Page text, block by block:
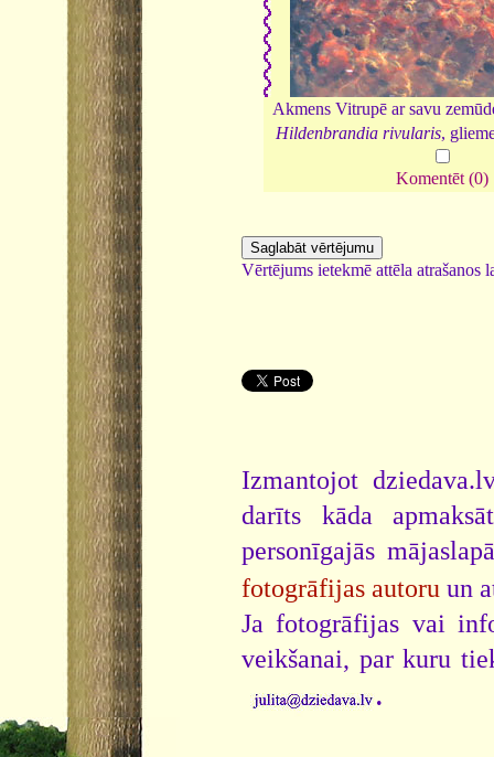
Akmens Vitrupē ar savu
Hildenbrandia rivularis,
Komentēt (0)
Vērtējums ietekmē attēla atrašanos
Izmantojot
darīts kāda
personīgajās
fotogrāfijas autoru un
Ja fotogrāfijas vai
veikšanai, par kuru
.